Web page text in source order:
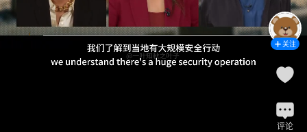
关注
评论